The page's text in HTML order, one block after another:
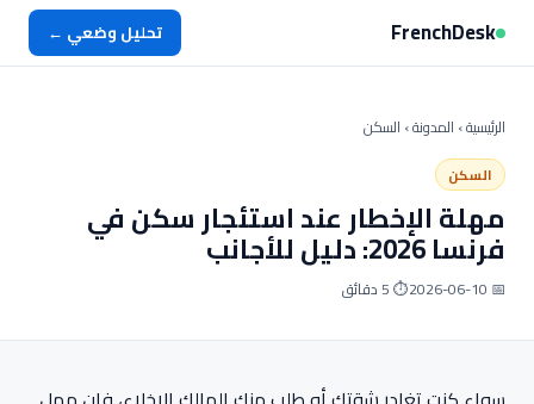
FrenchDesk تحليل وضعي ←
الرئيسية› المدونة› السكن
السكن
مهلة الإخطار عند استئجار سكن في
فرنسا 2026: دليل للأجانب
📅 2026-06-10 ⏱ 5 دقائق